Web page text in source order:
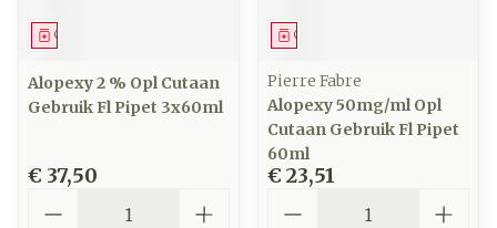
Geneesmiddel
Alopexy 2 % Opl Cutaan
Gebruik Fl Pipet 3x60ml
€ 37,50
Geneesmiddel
Pierre Fabre
Alopexy 50mg/ml Opl
Cutaan Gebruik Fl Pipet
60ml
€ 23,51